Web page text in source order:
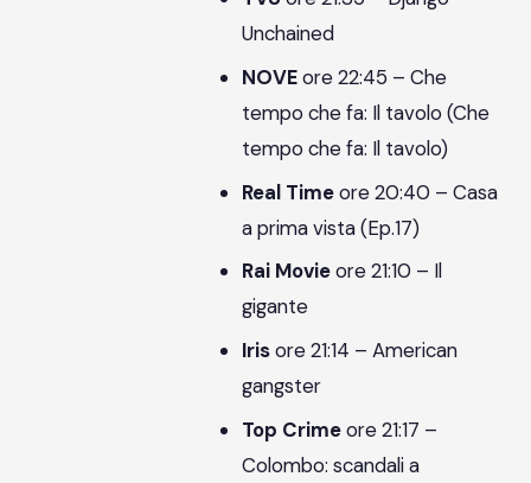
Unchained
NOVEore 22:45 – Che
tempo che fa: Il tavolo (Che
tempo che fa: Il tavolo)
Real Timeore 20:40 – Casa
a prima vista (Ep.17)
Rai Movieore 21:10 – Il
gigante
Irisore 21:14 – American
gangster
Top Crimeore 21:17 –
Colombo: scandali a